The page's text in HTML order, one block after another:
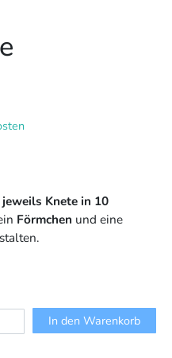
jeweils Knete in 10
Förmchen und eine
In den Warenkorb